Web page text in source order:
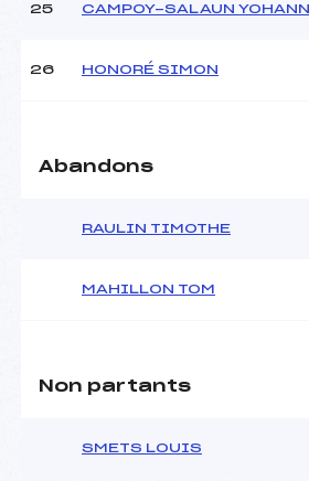
25 CAMPOY-SALAUN YOHANN
26 HONORÉ SIMON
Abandons
RAULIN TIMOTHE
MAHILLON TOM
Non partants
SMETS LOUIS